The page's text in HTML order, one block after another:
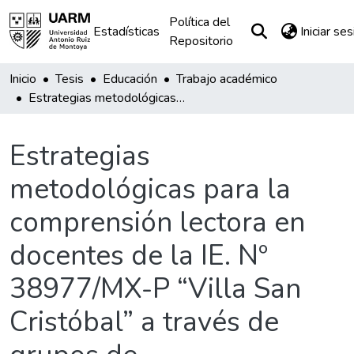
Estadísticas
Política del
Repositorio
Iniciar
Inicio Tesis Educación
Trabajo académico
Estrategias metodológicas para la comprensión lectora en docentes de la IE. Nº 38977/MX-P “Villa San Cristóbal” a través de grupos de interaprendizaje
Estrategias
metodológicas para la
comprensión lectora en
docentes de la IE. Nº
38977/MX-P “Villa San
Cristóbal” a través de